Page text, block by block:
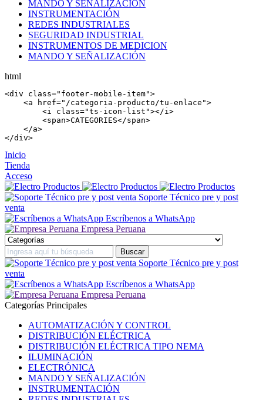
MANDO Y SEÑALIZACIÓN
INSTRUMENTACIÓN
REDES INDUSTRIALES
SEGURIDAD INDUSTRIAL
INSTRUMENTOS DE MEDICION
MANDO Y SEÑALIZACIÓN
html
<div class="footer-mobile-item">
    <
a href="/categoria-producto/tu-enlace">
        <
i class="ts-icon-list"></i >
        <
span>CATEGORIES</span>
    </
a>
</div>
Inicio
Tienda
Acceso
Soporte Técnico pre y post
venta
Escríbenos a WhatsApp
Empresa Peruana
Soporte Técnico pre y post
venta
Escríbenos a WhatsApp
Empresa Peruana
Categorías Principales
AUTOMATIZACIÓN Y CONTROL
DISTRIBUCIÓN ELÉCTRICA
DISTRIBUCIÓN ELÉCTRICA TIPO NEMA
ILUMINACIÓN
ELECTRÓNICA
MANDO Y SEÑALIZACIÓN
INSTRUMENTACIÓN